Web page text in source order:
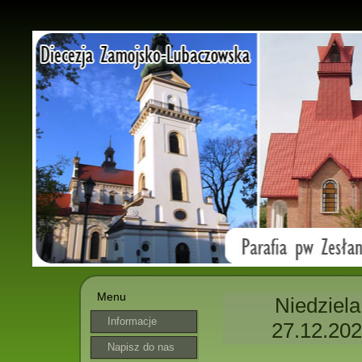
Menu
Informacje
parafialne
Napisz do nas